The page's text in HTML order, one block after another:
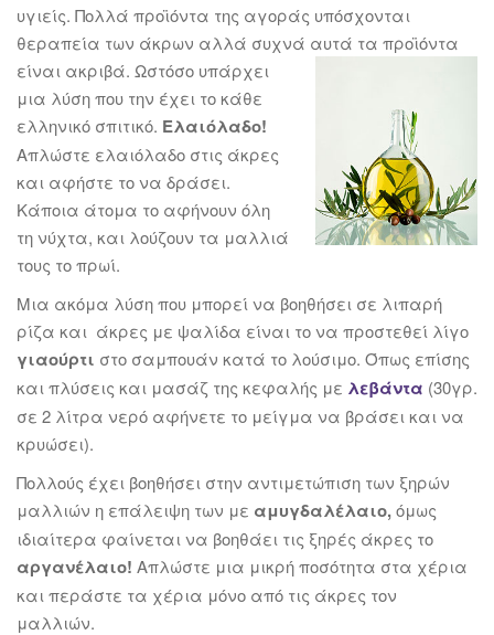
υγιείς. Πολλά προϊόντα της αγοράς υπόσχονται
θεραπεία των άκρων αλλά συχνά αυτά τα προϊόντα
είναι ακριβά. Ωστόσο υπάρχει
μια λύση που την έχει το κάθε
ελληνικό σπιτικό. Ελαιόλαδο!
Απλώστε ελαιόλαδο στις άκρες
και αφήστε το να δράσει.
Κάποια άτομα το αφήνουν όλη
τη νύχτα, και λούζουν τα μαλλιά
τους το πρωί.
Μια ακόμα λύση που μπορεί να βοηθήσει σε λιπαρή
ρίζα και άκρες με ψαλίδα είναι το να προστεθεί λίγο
γιαούρτι στο σαμπουάν κατά το λούσιμο. Όπως επίσης
και πλύσεις και μασάζ της κεφαλής με λεβάντα (30γρ.
σε 2 λίτρα νερό αφήνετε το μείγμα να βράσει και να
κρυώσει).
Πολλούς έχει βοηθήσει στην αντιμετώπιση των ξηρών
μαλλιών η επάλειψη των με αμυγδαλέλαιο,όμως
ιδιαίτερα φαίνεται να βοηθάει τις ξηρές άκρες το
αργανέλαιο! Απλώστε μια μικρή ποσότητα στα χέρια
και περάστε τα χέρια μόνο από τις άκρες τον
μαλλιών.